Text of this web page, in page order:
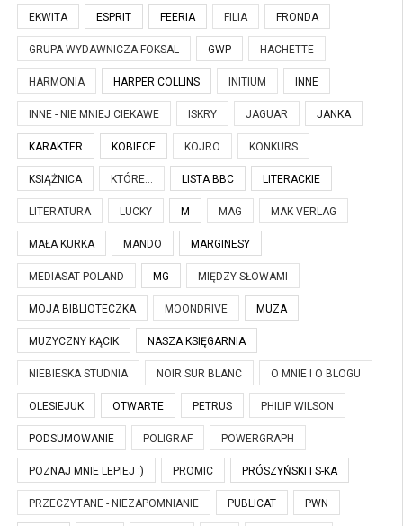
EKWITA ESPRIT FEERIA FILIA FRONDA
GRUPA WYDAWNICZA FOKSAL GWP HACHETTE
HARMONIA HARPER COLLINS INITIUM INNE
INNE - NIE MNIEJ CIEKAWE ISKRY JAGUAR JANKA
KARAKTER KOBIECE KOJRO KONKURS
KSIĄŻNICA KTÓRE... LISTA BBC LITERACKIE
LITERATURA LUCKY M MAG MAK VERLAG
MAŁA KURKA MANDO MARGINESY
MEDIASAT POLAND MG MIĘDZY SŁOWAMI
MOJA BIBLIOTECZKA MOONDRIVE MUZA
MUZYCZNY KĄCIK NASZA KSIĘGARNIA
NIEBIESKA STUDNIA NOIR SUR BLANC O MNIE I O BLOGU
OLESIEJUK OTWARTE PETRUS PHILIP WILSON
PODSUMOWANIE POLIGRAF POWERGRAPH
POZNAJ MNIE LEPIEJ :) PROMIC PRÓSZYŃSKI I S-KA
PRZECZYTANE - NIEZAPOMNIANIE PUBLICAT PWN